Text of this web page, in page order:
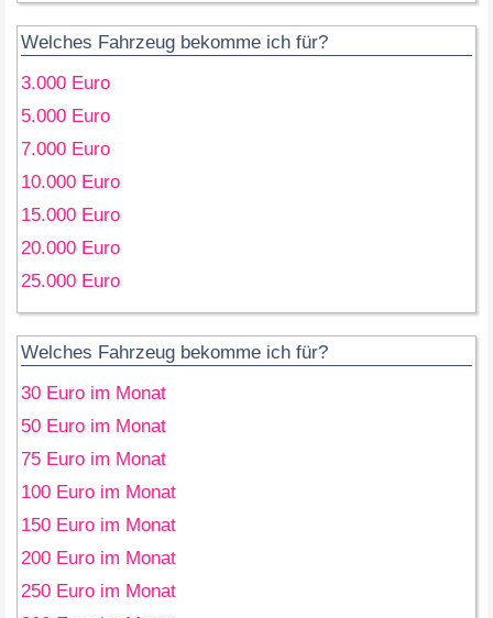
Welches Fahrzeug bekomme ich für?
3.000 Euro
5.000 Euro
7.000 Euro
10.000 Euro
15.000 Euro
20.000 Euro
25.000 Euro
Welches Fahrzeug bekomme ich für?
30 Euro im Monat
50 Euro im Monat
75 Euro im Monat
100 Euro im Monat
150 Euro im Monat
200 Euro im Monat
250 Euro im Monat